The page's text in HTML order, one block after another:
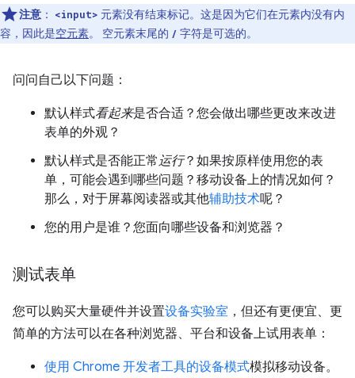
注意 ： <input> 元素没有结束标记。这是因为它们在元素内没有内
容，因此是空元素。 空元素末尾的 / 字符是可选的。
问问自己以下问题：
默认样式看起来是否合适？您会做出哪些更改来改进
表单的外观？
默认样式是否能正常运行？如果按原样使用您的表
单，可能会遇到哪些问题？移动设备上的情况如何？
那么，对于屏幕阅读器或其他辅助技术呢？
您的用户是谁？您面向哪些设备和浏览器？
测试表单
您可以购买大量硬件并设置设备实验室 ，但还有更便宜、更
简单的方法可以在各种浏览器、平台和设备上试用表单：
使用 Chrome 开发者工具的设备模式模拟移动设备。